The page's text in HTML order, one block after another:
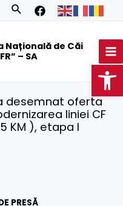
Search
Națională de Căi
– SA
desemnat oferta
liniei CF
KM ), etapa I
PRESĂ